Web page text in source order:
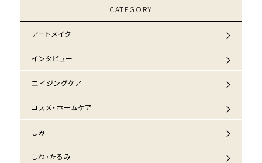
CATEGORY
アートメイク
インタビュー
エイジングケア
コスメ・ホームケア
しみ
しわ・たるみ